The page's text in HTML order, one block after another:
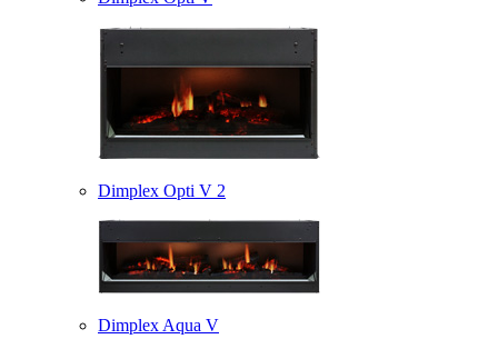
Dimplex Opti V 2
Dimplex Aqua V